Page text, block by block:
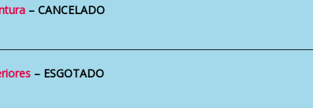
– CANCELADO
– ESGOTADO